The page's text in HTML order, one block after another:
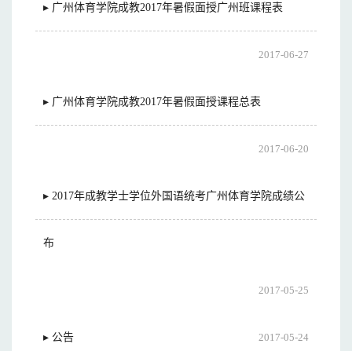
▸ 广州体育学院成教2017年暑假面授广州班课程表
2017-06-27
▸ 广州体育学院成教2017年暑假面授课程总表
2017-06-20
▸ 2017年成教学士学位外国语统考广州体育学院成绩公
布
2017-05-25
▸ 公告 2017-05-24